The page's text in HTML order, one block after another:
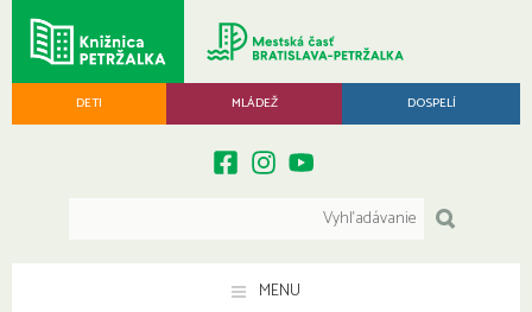
DETI MLÁDEŽ DOSPELÍ
MENU